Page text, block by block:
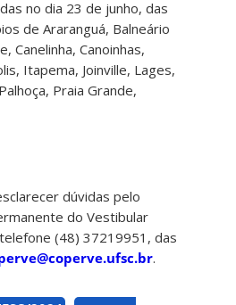
no dia 23 de junho, das
de Araranguá, Balneário
Canelinha, Canoinhas,
Itapema, Joinville, Lages,
Praia Grande,
dúvidas pelo
do Vestibular
(48) 37219951, das
.